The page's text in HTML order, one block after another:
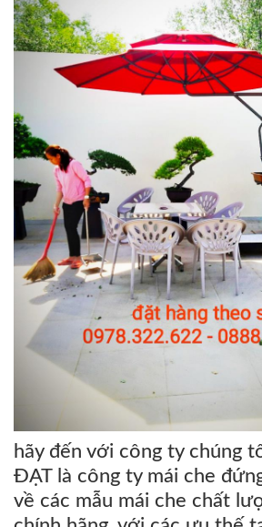
hãy đến với công ty chúng
ĐẠT là công ty mái che
về các mẫu mái che chất